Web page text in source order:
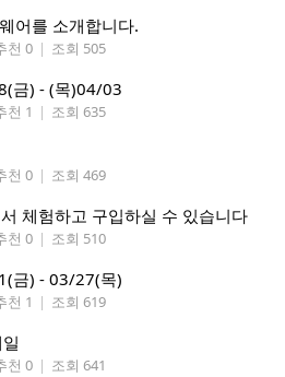
어를 소개합니다.
천 0 | 조회 505
금) - (목)04/03
천 1 | 조회 635
천 0 | 조회 469
체험하고 구입하실 수 있습니다
천 0 | 조회 510
금) - 03/27(목)
천 1 | 조회 619
천 0 | 조회 641